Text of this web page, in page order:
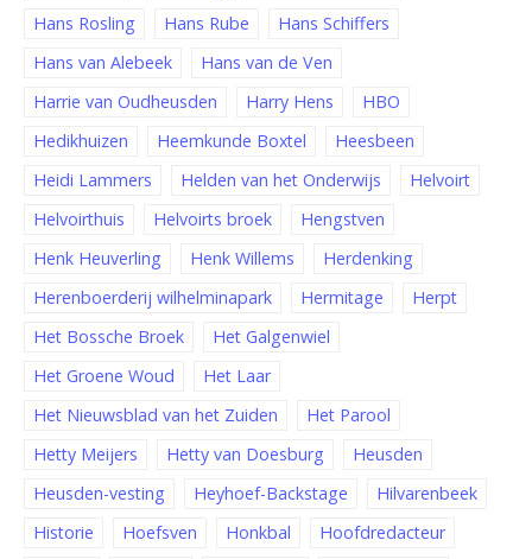
Hans Rosling
Hans Rube
Hans Schiffers
Hans van Alebeek
Hans van de Ven
Harrie van Oudheusden
Harry Hens
HBO
Hedikhuizen
Heemkunde Boxtel
Heesbeen
Heidi Lammers
Helden van het Onderwijs
Helvoirt
Helvoirthuis
Helvoirts broek
Hengstven
Henk Heuverling
Henk Willems
Herdenking
Herenboerderij wilhelminapark
Hermitage
Herpt
Het Bossche Broek
Het Galgenwiel
Het Groene Woud
Het Laar
Het Nieuwsblad van het Zuiden
Het Parool
Hetty Meijers
Hetty van Doesburg
Heusden
Heusden-vesting
Heyhoef-Backstage
Hilvarenbeek
Historie
Hoefsven Honkbal
Hoofdredacteur